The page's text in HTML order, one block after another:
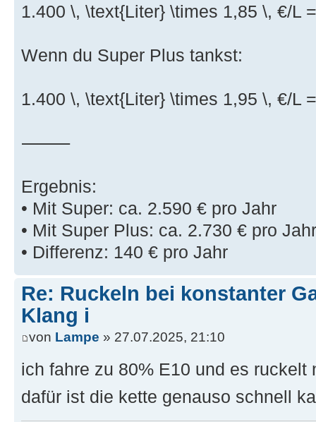
1.400 \, \text{Liter} \times 1,85 \, €/L
Wenn du Super Plus tankst:
1.400 \, \text{Liter} \times 1,95 \, €/L
⸻
Ergebnis:
• Mit Super: ca. 2.590 € pro Jahr
• Mit Super Plus: ca. 2.730 € pro Jahr
• Differenz: 140 € pro Jahr
Re: Ruckeln bei konstanter
Klang i
von Lampe » 27.07.2025, 21:10
ich fahre zu 80% E10 und es ruckelt
dafür ist die kette genauso schnell